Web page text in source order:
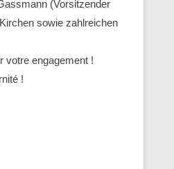
(Vorsitzender
sowie zahlreichen
votre engagement !
!